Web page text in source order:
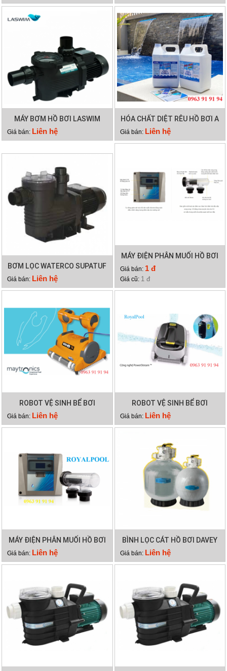
MÁY BƠM HỒ BƠI LASWIM
WL-KP756
Giá bán: Liên hệ
HÓA CHẤT DIỆT RÊU HỒ BƠI A
TRINE
Giá bán: Liên hệ
BƠM LỌC WATERCO SUPATUF
300
Giá bán: Liên hệ
MÁY ĐIỆN PHÂN MUỐI HỒ BƠI
WATERCO HYDROCHLOR
MINERAL 4000
Giá bán: 1 đ
Giá cũ: 1 đ
ROBOT VỆ SINH BỂ BƠI
DOLPHIN WAVE 75
Giá bán: Liên hệ
ROBOT VỆ SINH BỂ BƠI
DOLPHIN X40 PLUS
Giá bán: Liên hệ
MÁY ĐIỆN PHÂN MUỐI HỒ BƠI
WATERCO HYDROCHLOR
MINERAL 5000
Giá bán: Liên hệ
BÌNH LỌC CÁT HỒ BƠI DAVEY
DEP2140
Giá bán: Liên hệ